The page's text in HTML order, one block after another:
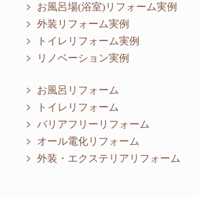
お風呂場(浴室)リフォーム実例
外装リフォーム実例
トイレリフォーム実例
リノベーション実例
お風呂リフォーム
トイレリフォーム
バリアフリーリフォーム
オール電化リフォーム
外装・エクステリアリフォーム